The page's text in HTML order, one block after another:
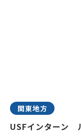
関東地方
USFインターン